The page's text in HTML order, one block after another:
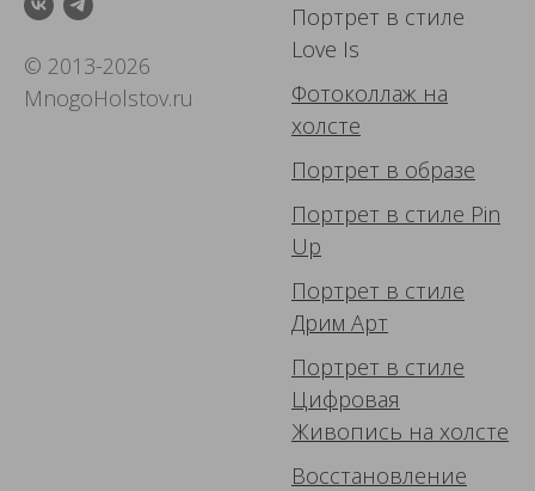
© 2013-2026
MnogoHolstov.ru
Портрет в стиле
Love Is
Фотоколлаж на
холсте
Портрет в образе
Портрет в стиле Pin
Up
Портрет в стиле
Дрим Арт
Портрет в стиле
Цифровая
Живопись на холсте
Восстановление